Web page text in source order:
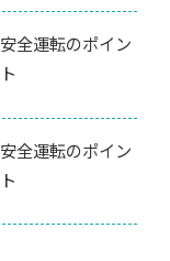
安全運転のポイン
ト
安全運転のポイン
ト